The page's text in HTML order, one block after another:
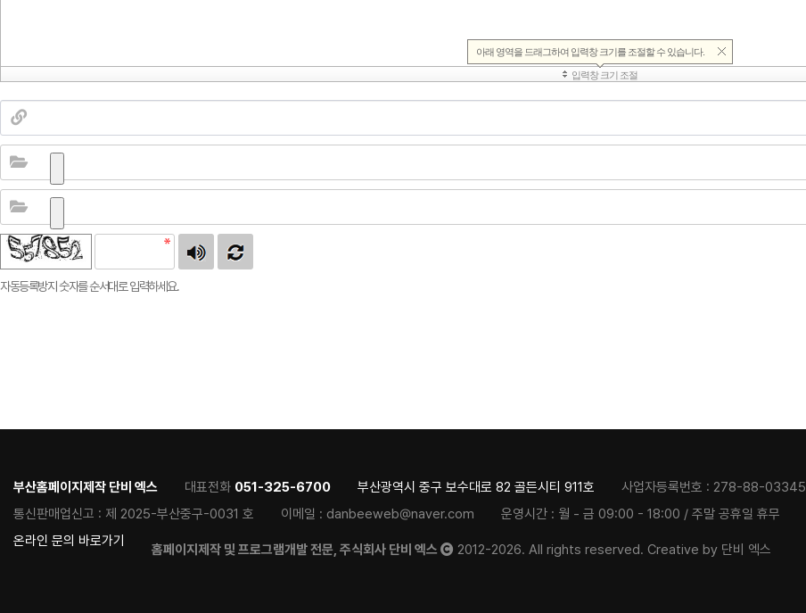
자동등록방지 숫자를 순서대로 입력하세요.
부산홈페이지제작 단비 엑스 대표전화 051-325-6700 부산광역시 중구 보수대로 82 골든시티 911호 사업자등록번호 : 278-88-03345
통신판매업신고 : 제 2025-부산중구-0031 호 이메일 : danbeeweb@naver.com 운영시간 : 월 - 금 09:00 - 18:00 / 주말 공휴일 휴무
온라인 문의 바로가기
홈페이지제작 및 프로그램개발 전문, 주식회사 단비 엑스 2012-2026. All rights reserved. Creative by 단비 엑스